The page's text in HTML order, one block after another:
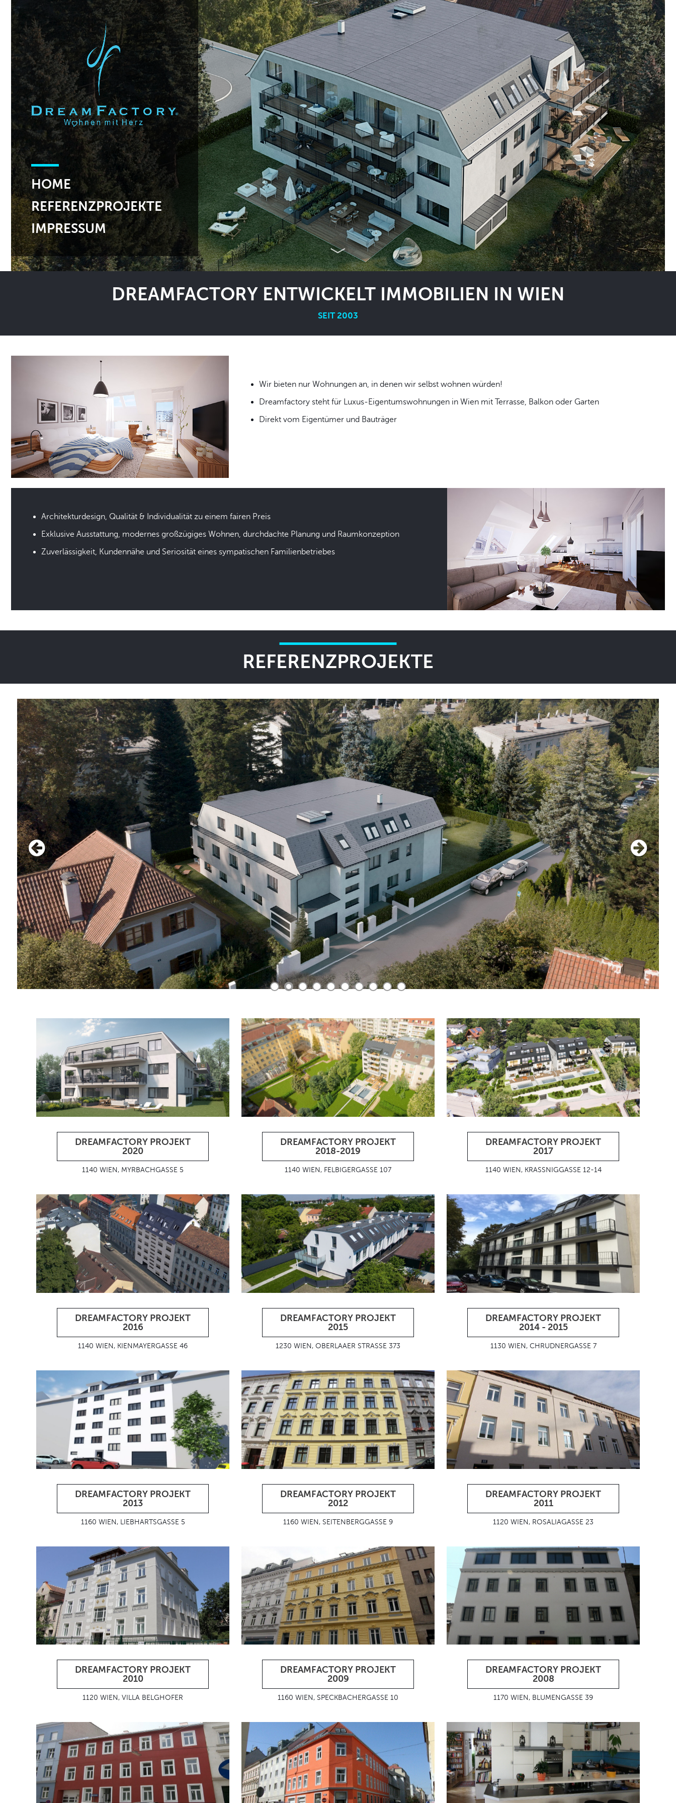
HOME
REFERENZPROJEKTE
IMPRESSUM
DREAMFACTORY ENTWICKELT IMMOBILIEN IN WIEN
SEIT 2003
Wir bieten nur Wohnungen an, in denen wir selbst wohnen würden!
Dreamfactory steht für Luxus-Eigentumswohnungen in Wien mit Terrasse, Balkon oder Garten
Direkt vom Eigentümer und Bauträger
Architekturdesign, Qualität & Individualität zu einem fairen Preis
Exklusive Ausstattung, modernes großzügiges Wohnen, durchdachte Planung und Raumkonzeption
Zuverlässigkeit, Kundennähe und Seriosität eines sympatischen Familienbetriebes
REFERENZPROJEKTE
DREAMFACTORY PROJEKT
2020
1140 WIEN, MYRBACHGASSE 5
DREAMFACTORY PROJEKT
2018-2019
1140 WIEN, FELBIGERGASSE 107
DREAMFACTORY PROJEKT
2017
1140 WIEN, KRASSNIGGASSE 12-14
DREAMFACTORY PROJEKT
2016
1140 WIEN, KIENMAYERGASSE 46
DREAMFACTORY PROJEKT
2015
1230 WIEN, OBERLAAER STRASSE 373
DREAMFACTORY PROJEKT
2014 - 2015
1130 WIEN, CHRUDNERGASSE 7
DREAMFACTORY PROJEKT
2013
1160 WIEN, LIEBHARTSGASSE 5
DREAMFACTORY PROJEKT
2012
1160 WIEN, SEITENBERGGASSE 9
DREAMFACTORY PROJEKT
2011
1120 WIEN, ROSALIAGASSE 23
DREAMFACTORY PROJEKT
2010
1120 WIEN, VILLA BELGHOFER
DREAMFACTORY PROJEKT
2009
1160 WIEN, SPECKBACHERGASSE 10
DREAMFACTORY PROJEKT
2008
1170 WIEN, BLUMENGASSE 39